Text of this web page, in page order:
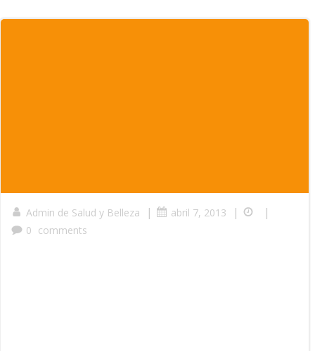
Admin de Salud y Belleza | abril 7, 2013 | |
0 comments